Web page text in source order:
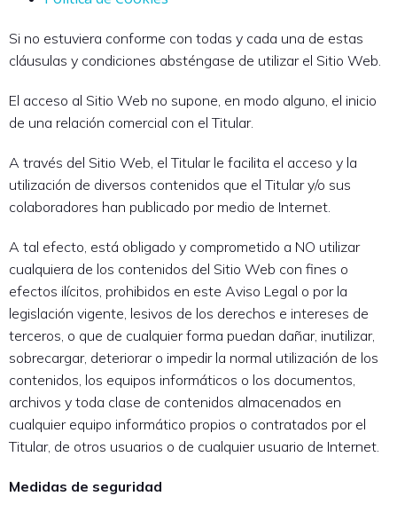
Si no estuviera conforme con todas y cada una de estas
cláusulas y condiciones absténgase de utilizar el Sitio Web.
El acceso al Sitio Web no supone, en modo alguno, el inicio
de una relación comercial con el Titular.
A través del Sitio Web, el Titular le facilita el acceso y la
utilización de diversos contenidos que el Titular y/o sus
colaboradores han publicado por medio de Internet.
A tal efecto, está obligado y comprometido a NO utilizar
cualquiera de los contenidos del Sitio Web con fines o
efectos ilícitos, prohibidos en este Aviso Legal o por la
legislación vigente, lesivos de los derechos e intereses de
terceros, o que de cualquier forma puedan dañar, inutilizar,
sobrecargar, deteriorar o impedir la normal utilización de los
contenidos, los equipos informáticos o los documentos,
archivos y toda clase de contenidos almacenados en
cualquier equipo informático propios o contratados por el
Titular, de otros usuarios o de cualquier usuario de Internet.
Medidas de seguridad